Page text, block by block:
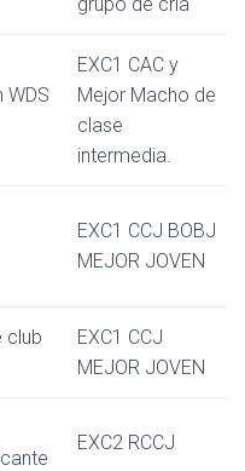
WDS
EXC1 CAC y
Mejor Macho de
clase
intermedia.
EXC1 CCJ BOBJ
MEJOR JOVEN
club
EXC1 CCJ
MEJOR JOVEN
EXC2 RCCJ